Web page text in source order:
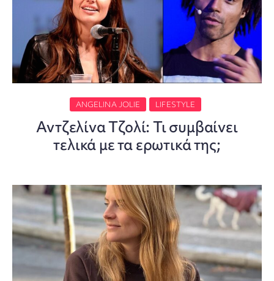
ANGELINA JOLIE LIFESTYLE
Αντζελίνα Τζολί: Τι συμβαίνει
τελικά με τα ερωτικά της;